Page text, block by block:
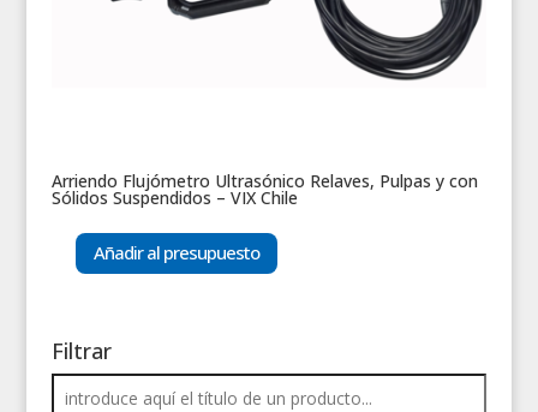
Arriendo Flujómetro Ultrasónico Relaves, Pulpas y con
Sólidos Suspendidos – VIX Chile
Añadir al presupuesto
Filtrar